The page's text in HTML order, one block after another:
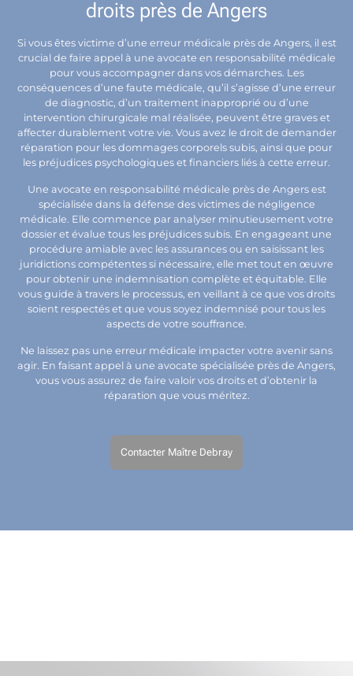
droits près de Angers
Si vous êtes victime d’une erreur médicale près de Angers, il est
crucial de faire appel à une avocate en responsabilité médicale
pour vous accompagner dans vos démarches. Les
conséquences d’une faute médicale, qu’il s’agisse d’une erreur
de diagnostic, d’un traitement inapproprié ou d’une
intervention chirurgicale mal réalisée, peuvent être graves et
affecter durablement votre vie. Vous avez le droit de demander
réparation pour les dommages corporels subis, ainsi que pour
les préjudices psychologiques et financiers liés à cette erreur.
Une avocate en responsabilité médicale près de Angers est
spécialisée dans la défense des victimes de négligence
médicale. Elle commence par analyser minutieusement votre
dossier et évalue tous les préjudices subis. En engageant une
procédure amiable avec les assurances ou en saisissant les
juridictions compétentes si nécessaire, elle met tout en œuvre
pour obtenir une indemnisation complète et équitable. Elle
vous guide à travers le processus, en veillant à ce que vos droits
soient respectés et que vous soyez indemnisé pour tous les
aspects de votre souffrance.
Ne laissez pas une erreur médicale impacter votre avenir sans
agir. En faisant appel à une avocate spécialisée près de Angers,
vous vous assurez de faire valoir vos droits et d’obtenir la
réparation que vous méritez.
Contacter Maître Debray